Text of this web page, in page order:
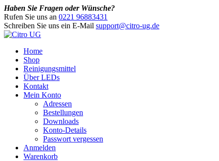
Haben Sie Fragen oder Wünsche?
Rufen Sie uns an 0221 96883431
Schreiben Sie uns ein E-Mail support@citro-ug.de
Home
Shop
Reinigungsmittel
Über LEDs
Kontakt
Mein Konto
Adressen
Bestellungen
Downloads
Konto-Details
Passwort vergessen
Anmelden
Warenkorb